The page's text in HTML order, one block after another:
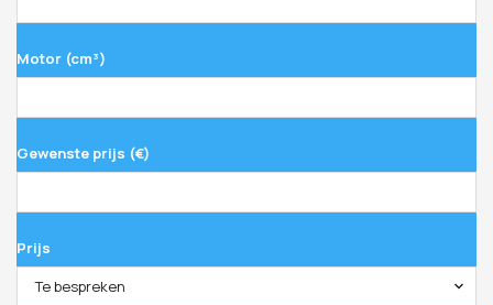
Motor (cm³)
Gewenste prijs (€)
Prijs
Te bespreken